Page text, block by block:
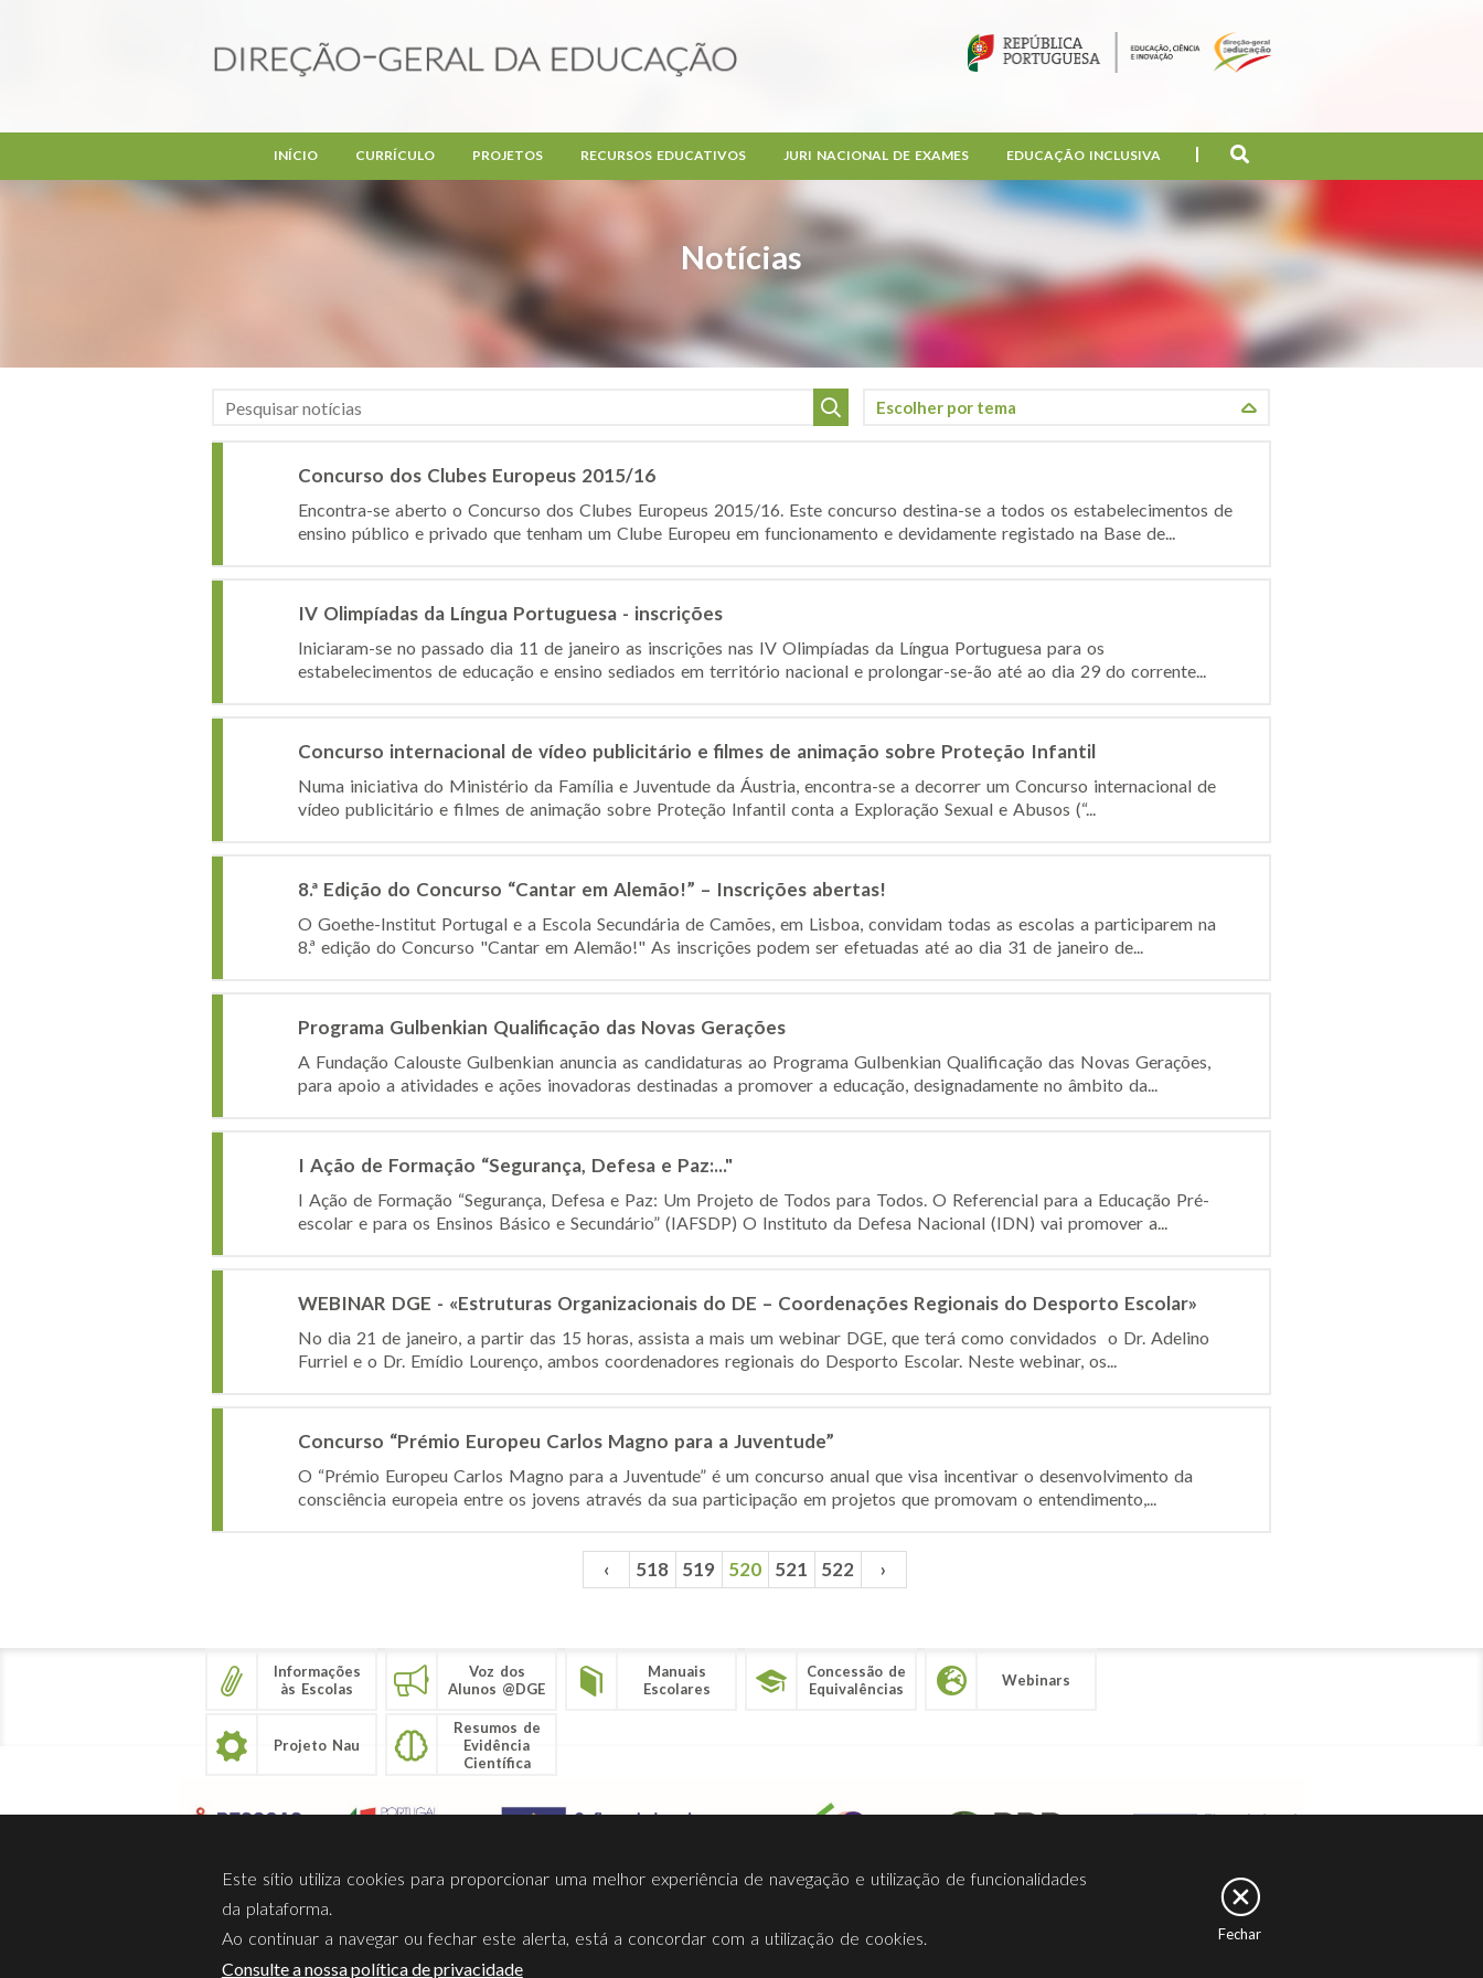
Notícias
INÍCIO CURRÍCULO PROJETOS RECURSOS EDUCATIVOS JURI NACIONAL DE EXAMES EDUCAÇÃO INCLUSIVA
Concurso dos Clubes Europeus 2015/16
Encontra-se aberto o Concurso dos Clubes Europeus 2015/16. Este concurso destina-se a todos os estabelecimentos de
ensino público e privado que tenham um Clube Europeu em funcionamento e devidamente registado na Base de...
IV Olimpíadas da Língua Portuguesa - inscrições
Iniciaram-se no passado dia 11 de janeiro as inscrições nas IV Olimpíadas da Língua Portuguesa para os
estabelecimentos de educação e ensino sediados em território nacional e prolongar-se-ão até ao dia 29 do corrente...
Concurso internacional de vídeo publicitário e filmes de animação sobre Proteção Infantil
Numa iniciativa do Ministério da Família e Juventude da Áustria, encontra-se a decorrer um Concurso internacional de
vídeo publicitário e filmes de animação sobre Proteção Infantil conta a Exploração Sexual e Abusos (“...
8.ª Edição do Concurso “Cantar em Alemão!” – Inscrições abertas!
O Goethe-Institut Portugal e a Escola Secundária de Camões, em Lisboa, convidam todas as escolas a participarem na
8.ª edição do Concurso "Cantar em Alemão!" As inscrições podem ser efetuadas até ao dia 31 de janeiro de...
Programa Gulbenkian Qualificação das Novas Gerações
A Fundação Calouste Gulbenkian anuncia as candidaturas ao Programa Gulbenkian Qualificação das Novas Gerações,
para apoio a atividades e ações inovadoras destinadas a promover a educação, designadamente no âmbito da...
I Ação de Formação “Segurança, Defesa e Paz:..."
I Ação de Formação “Segurança, Defesa e Paz: Um Projeto de Todos para Todos. O Referencial para a Educação Pré-
escolar e para os Ensinos Básico e Secundário” (IAFSDP) O Instituto da Defesa Nacional (IDN) vai promover a...
WEBINAR DGE - «Estruturas Organizacionais do DE – Coordenações Regionais do Desporto Escolar»
No dia 21 de janeiro, a partir das 15 horas, assista a mais um webinar DGE, que terá como convidados o Dr. Adelino
Furriel e o Dr. Emídio Lourenço, ambos coordenadores regionais do Desporto Escolar. Neste webinar, os...
Concurso “Prémio Europeu Carlos Magno para a Juventude”
O “Prémio Europeu Carlos Magno para a Juventude” é um concurso anual que visa incentivar o desenvolvimento da
consciência europeia entre os jovens através da sua participação em projetos que promovam o entendimento,...
‹ 518 519 520 521 522 ›
Informações
às Escolas
Voz dos
Alunos @DGE
Manuais
Escolares
Concessão de
Equivalências
Webinars
Projeto Nau
Resumos de
Evidência
Científica
Sobre Nós Privacidade Termos Utilização Contactos Ligações Facebook
Este sítio utiliza cookies para proporcionar uma melhor experiência de navegação e utilização de funcionalidades
da plataforma.
Ao continuar a navegar ou fechar este alerta, está a concordar com a utilização de cookies.
Consulte a nossa política de privacidade
Fechar